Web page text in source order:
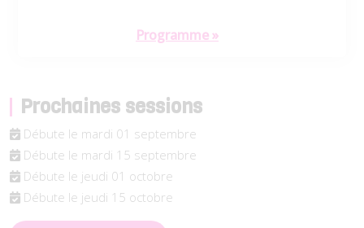
Programme »
Prochaines sessions
Débute le mardi 01 septembre
Débute le mardi 15 septembre
Débute le jeudi 01 octobre
Débute le jeudi 15 octobre